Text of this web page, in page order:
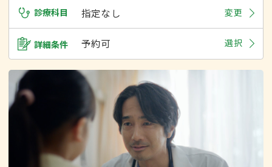
診療科目 指定なし 変更
詳細条件 予約可 選択